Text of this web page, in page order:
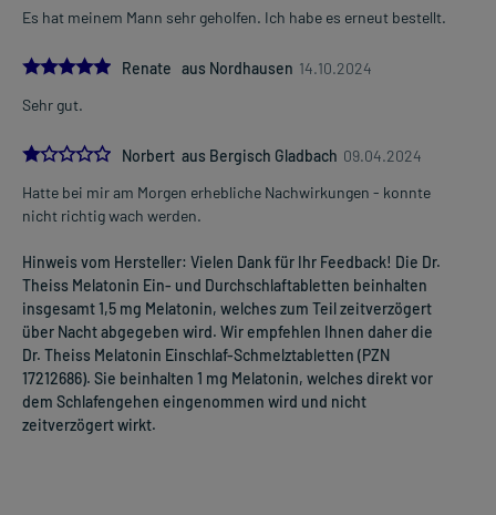
Es hat meinem Mann sehr geholfen. Ich habe es erneut bestellt.
5.0
Renate aus Nordhausen 14.10.2024
Sehr gut.
1.0Norbert aus Bergisch Gladbach 09.04.2024
Hatte bei mir am Morgen erhebliche Nachwirkungen - konnte
nicht richtig wach werden.
Hinweis vom Hersteller: Vielen Dank für Ihr Feedback! Die Dr.
Theiss Melatonin Ein- und Durchschlaftabletten beinhalten
insgesamt 1,5 mg Melatonin, welches zum Teil zeitverzögert
über Nacht abgegeben wird. Wir empfehlen Ihnen daher die
Dr. Theiss Melatonin Einschlaf-Schmelztabletten (PZN
17212686). Sie beinhalten 1 mg Melatonin, welches direkt vor
dem Schlafengehen eingenommen wird und nicht
zeitverzögert wirkt.